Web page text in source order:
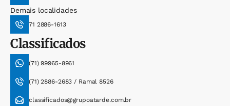
Demais localidades
71 2886-1613
Classificados
(71) 99965-8961
(71) 2886-2683 / Ramal 8526
classificados@grupoatarde.com.br